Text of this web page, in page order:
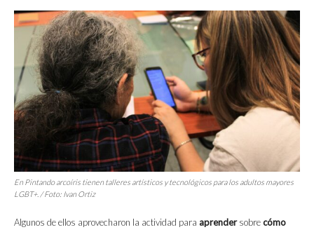
En Pintando arcoíris tienen talleres artísticos y tecnológicos para los adultos mayores
LGBT+. / Foto: Ivan Ortiz
Algunos de ellos aprovecharon la actividad para aprendersobrecómo